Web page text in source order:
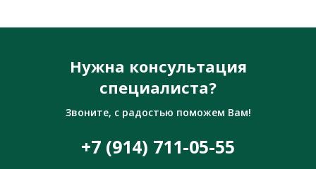
Нужна консультация
специалиста?
Звоните, с радостью поможем Вам!
+7 (914) 711-05-55